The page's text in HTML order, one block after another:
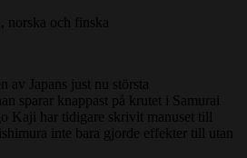
norska och finska
av Japans just nu största
sparar knappast på krutet i Samurai
Kaji har tidigare skrivit manuset till
inte bara gjorde effekter till utan